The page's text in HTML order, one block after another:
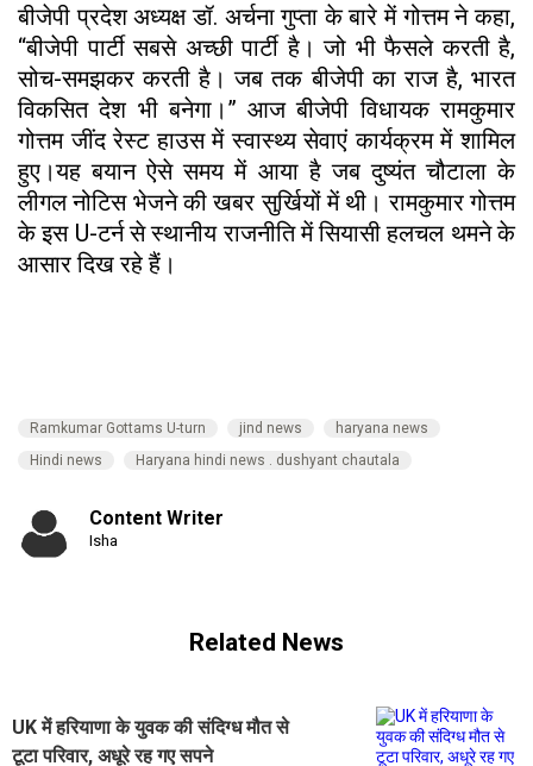
बीजेपी प्रदेश अध्यक्ष डॉ. अर्चना गुप्ता के बारे में गोत्तम ने कहा,
“बीजेपी पार्टी सबसे अच्छी पार्टी है। जो भी फैसले करती है,
सोच-समझकर करती है। जब तक बीजेपी का राज है, भारत
विकसित देश भी बनेगा।” आज बीजेपी विधायक रामकुमार
गोत्तम जींद रेस्ट हाउस में स्वास्थ्य सेवाएं कार्यक्रम में शामिल
हुए।यह बयान ऐसे समय में आया है जब दुष्यंत चौटाला के
लीगल नोटिस भेजने की खबर सुर्खियों में थी। रामकुमार गोत्तम
के इस U-टर्न से स्थानीय राजनीति में सियासी हलचल थमने के
आसार दिख रहे हैं।
Ramkumar Gottams U-turn jind news
haryana news
Hindi news
Haryana hindi news . dushyant chautala
Content Writer
Isha
Related News
UK में हरियाणा के युवक की संदिग्ध मौत से
टूटा परिवार, अधूरे रह गए सपने